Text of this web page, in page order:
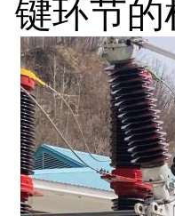
键环节